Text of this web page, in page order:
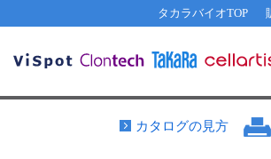
タカラバイオTOP
機能解析・サイレンシング
その他 ライセンスに関するご相談
遺伝子組換え生物該当製品
研究支援ツール
Cut-Site Navigator 制限酵素切断サイトの検索
In-Fusion Cloning プライマー設計
お問い合わせ
カタログの見方